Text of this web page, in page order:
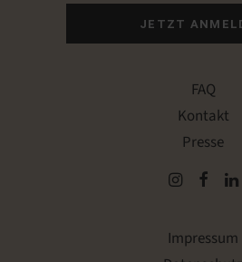
FAQ
Kontakt
Presse
JETZT
Impressum